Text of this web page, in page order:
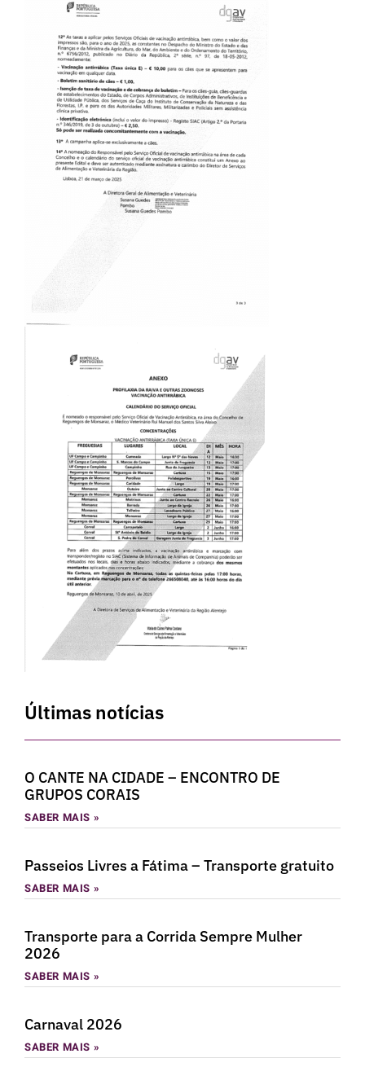
Últimas notícias
O CANTE NA CIDADE – ENCONTRO DE
GRUPOS CORAIS
SABER MAIS »
Passeios Livres a Fátima – Transporte gratuito
SABER MAIS »
Transporte para a Corrida Sempre Mulher
2026
SABER MAIS »
Carnaval 2026
SABER MAIS »